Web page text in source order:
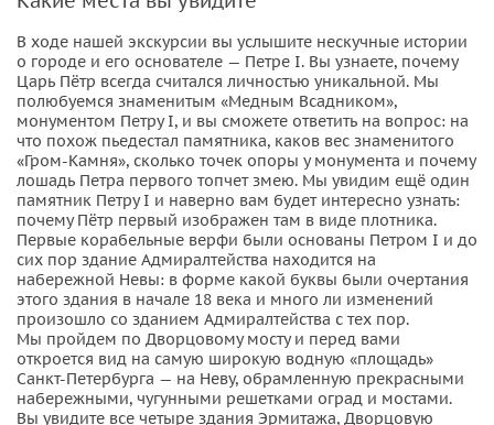
В ходе нашей экскурсии вы услышите нескучные истории
о городе и его основателе — Петре I. Вы узнаете, почему
Царь Пётр всегда считался личностью уникальной. Мы
полюбуемся знаменитым «Медным Всадником»,
монументом Петру I, и вы сможете ответить на вопрос: на
что похож пьедестал памятника, каков вес знаменитого
«Гром-Камня», сколько точек опоры у монумента и почему
лошадь Петра первого топчет змею. Мы увидим ещё один
памятник Петру I и наверно вам будет интересно узнать:
почему Пётр первый изображен там в виде плотника.
Первые корабельные верфи были основаны Петром I и до
сих пор здание Адмиралтейства находится на
набережной Невы: в форме какой буквы были очертания
этого здания в начале 18 века и много ли изменений
произошло со зданием Адмиралтейства с тех пор.
Мы пройдем по Дворцовому мосту и перед вами
откроется вид на самую широкую водную «площадь»
Санкт-Петербурга — на Неву, обрамленную прекрасными
набережными, чугунными решетками оград и мостами.
Вы увидите все четыре здания Эрмитажа, Дворцовую